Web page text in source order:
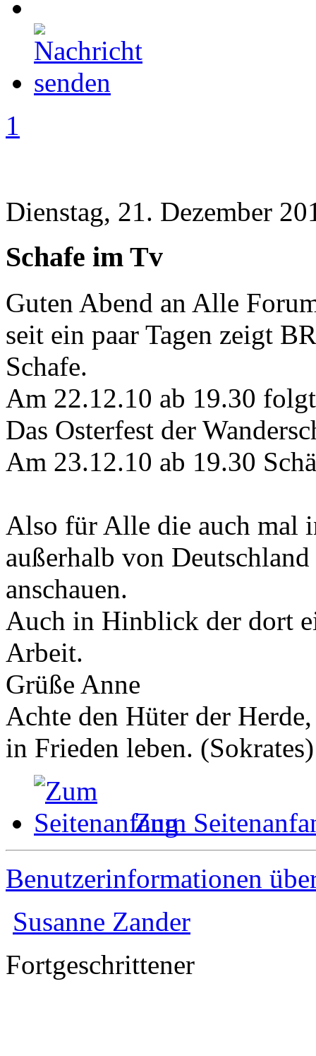
1
Dienstag, 21. Dezember
Schafe im Tv
Guten Abend an Alle
seit ein paar Tagen zeigt
Schafe.
Am 22.12.10 ab 19.30
Das Osterfest der
Am 23.12.10 ab 19.30
Also für Alle die auch mal
außerhalb von
anschauen.
Auch in Hinblick der dort
Arbeit.
Grüße Anne
Achte den Hüter der
in Frieden leben. (Sokrates)
Zum
Benutzerinformationen
Susanne Zander
Fortgeschrittener